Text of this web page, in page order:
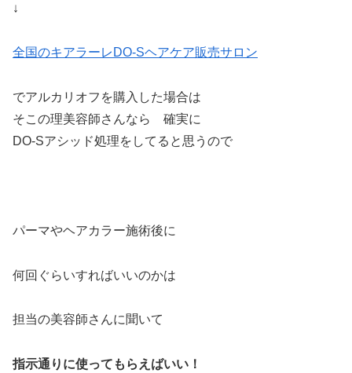
↓
全国のキアラーレDO-Sヘアケア販売サロン
でアルカリオフを購入した場合は
そこの理美容師さんなら 確実に
DO-Sアシッド処理をしてると思うので
パーマやヘアカラー施術後に
何回ぐらいすればいいのかは
担当の美容師さんに聞いて
指示通りに使ってもらえばいい！